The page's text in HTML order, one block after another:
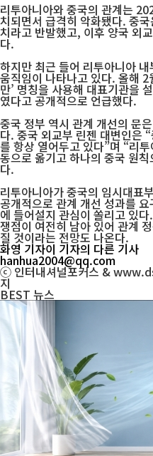
리투아니아와 중국의 관계는
치되면서 급격히 악화됐다. 중
치라고 반발했고, 이후 양국 외
다.
하지만 최근 들어 리투아니아
움직임이 나타나고 있다. 올해
만’ 명칭을 사용해 대표기관을
였다고 공개적으로 언급했다.
중국 정부 역시 관계 개선의 문
다. 중국 외교부 린젠 대변인은
를 항상 열어두고 있다”며 “리
동으로 옮기고 하나의 중국 원
다.
리투아니아가 중국의 임시대표
공개적으로 관계 개선 성과를
에 들어설지 관심이 쏠리고 있
쟁점이 여전히 남아 있어 관계
질 것이라는 전망도 나온다.
화영 기자이 기자의 다른 기사
hanhua2004@qq.com
ⓒ 인터내셔널포커스 &
지
BEST 뉴스